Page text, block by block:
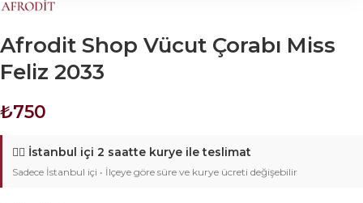
Afrodit Shop Vücut Çorabı Miss
Feliz 2033
₺750
🚴‍♂️ İstanbul içi 2 saatte kurye ile teslimat
Sadece İstanbul içi • İlçeye göre süre ve kurye ücreti değişebilir